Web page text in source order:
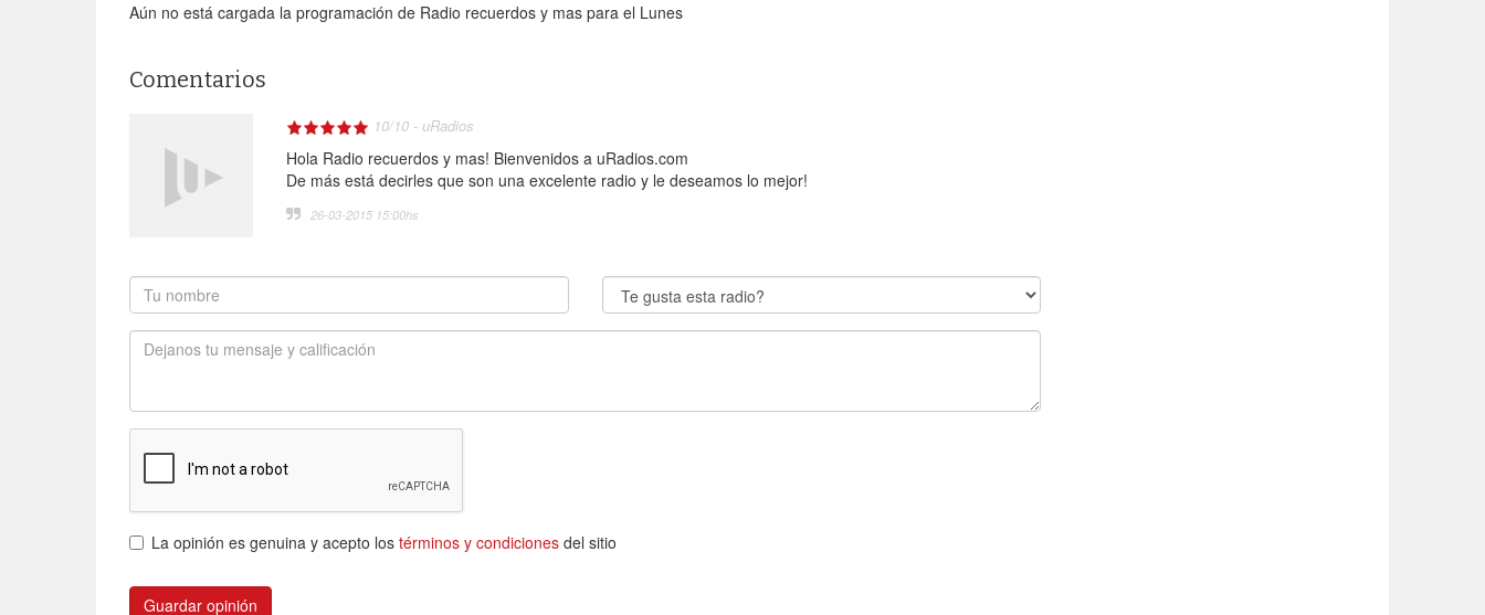
Aún no está cargada la programación de Radio recuerdos y mas para el Lunes
Comentarios
10/10 - uRadios
Hola Radio recuerdos y mas! Bienvenidos a uRadios.com
De más está decirles que son una excelente radio y le deseamos lo mejor!
26-03-2015 15:00hs
La opinión es genuina y acepto los términos y condiciones del sitio
Guardar opinión